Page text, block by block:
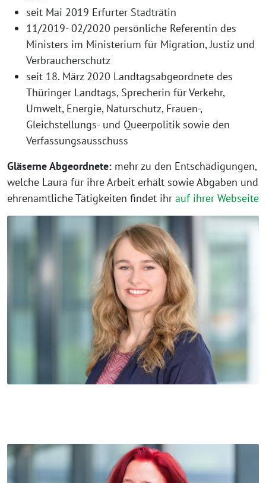
seit Mai 2019 Erfurter Stadträtin
11/2019- 02/2020 persönliche Referentin des
Ministers im Ministerium für Migration, Justiz und
Verbraucherschutz
seit 18. März 2020 Landtagsabgeordnete des
Thüringer Landtags, Sprecherin für Verkehr,
Umwelt, Energie, Naturschutz, Frauen-,
Gleichstellungs- und Queerpolitik sowie den
Verfassungsausschuss
Gläserne Abgeordnete: mehr zu den Entschädigungen,
welche Laura für ihre Arbeit erhält sowie Abgaben und
ehrenamtliche Tätigkeiten findet ihr auf ihrer Webseite